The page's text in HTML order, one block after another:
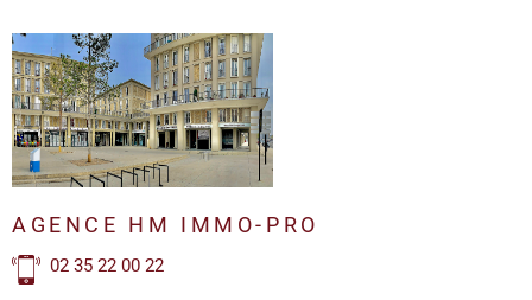
AGENCE HM IMMO-PRO
02 35 22 00 22